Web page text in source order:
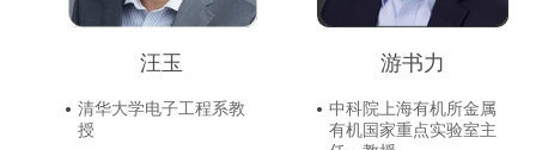
汪玉
清华大学电子工程系教
授
游书力
中科院上海有机所金属
有机国家重点实验室主